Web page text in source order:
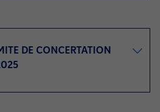
DE CONCERTATION